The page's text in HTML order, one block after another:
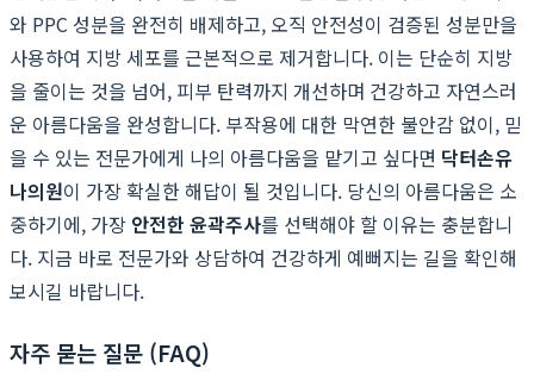
와 PPC 성분을 완전히 배제하고, 오직 안전성이 검증된 성분만을
사용하여 지방 세포를 근본적으로 제거합니다. 이는 단순히 지방
을 줄이는 것을 넘어, 피부 탄력까지 개선하며 건강하고 자연스러
운 아름다움을 완성합니다. 부작용에 대한 막연한 불안감 없이, 믿
을 수 있는 전문가에게 나의 아름다움을 맡기고 싶다면 닥터손유
나의원이 가장 확실한 해답이 될 것입니다. 당신의 아름다움은 소
중하기에, 가장 안전한 윤곽주사를 선택해야 할 이유는 충분합니
다. 지금 바로 전문가와 상담하여 건강하게 예뻐지는 길을 확인해
보시길 바랍니다.
자주 묻는 질문 (FAQ)